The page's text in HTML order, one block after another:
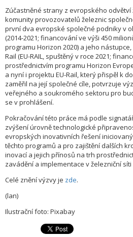
Zúčastněné strany z evropského
komunity provozovatelů železnic
první dva evropské společné podniky v
(2014-2021; financování ve výši 450
programu Horizon 2020) a jeho
Rail (EU-RAIL, spuštěný v roce 2021;
prostřednictvím programu Horizon
a nyní i projektu EU-Rail, který přispěl k
zaměřil na její společné cíle, potvrzuje
veřejného a soukromého sektoru pro
se v prohlášení.
Pokračování této práce má podle
zvýšení úrovně technologické
evropských inovativních řešení
těchto programů a pro zajištění dalších
inovací a jejich přínosů na trh
zavádění a implementace v železniční síti
Celé znění výzvy je zde.
(lan)
Ilustrační foto: Pixabay